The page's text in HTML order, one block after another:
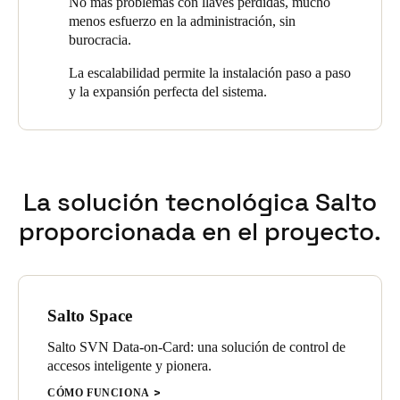
menos esfuerzo en la administración, sin
burocracia.
La escalabilidad permite la instalación paso a paso
y la expansión perfecta del sistema.
La solución tecnológica Salto
proporcionada en el proyecto.
Salto Space
Salto SVN Data-on-Card: una solución de control de
accesos inteligente y pionera.
CÓMO FUNCIONA